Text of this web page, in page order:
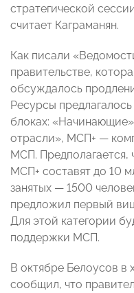
стратегической
считает Каграманян.
Как писали
правительстве,
обсуждалось
Ресурсы
блоках:
отрасли», МСП+ —
МСП. Предполагается,
МСП+ составят до 10
занятых — 1500
предложил первый
Для этой категории
поддержки МСП.
В октябре Белоусов в
сообщил, что